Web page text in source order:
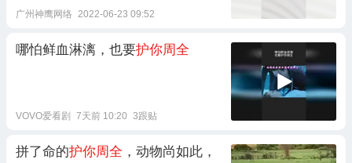
广州神鹰网络 2022-06-23 09:52
哪怕鲜血淋漓，也要护你周全
VOVO爱看剧 7天前 10:20 3跟贴
拼了命的护你周全 ，动物尚如此，